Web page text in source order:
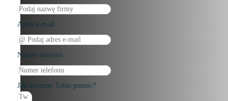
Adres e-mail
Numer telefonu
Jak możemy Tobie pomóc?